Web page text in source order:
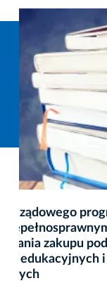
Wdrożenie
żywienia dzieci
systemu
2026-07-22